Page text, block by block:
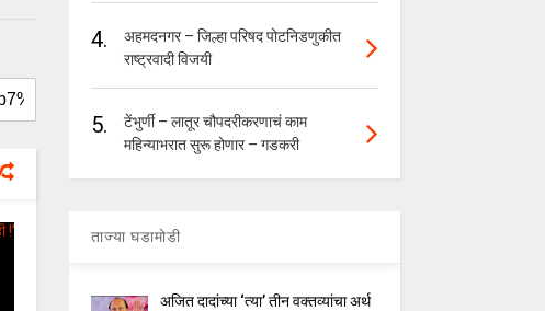
4.
अहमदनगर – जिल्हा परिषद पोटनिडणुकीत
राष्ट्रवादी विजयी
5.
टेंभुर्णी – लातूर चौपदरीकरणाचं काम
महिन्याभरात सुरू होणार – गडकरी
ताज्या घडामोडी
अजित दादांच्या ‘त्या’ तीन वक्तव्यांचा अर्थ